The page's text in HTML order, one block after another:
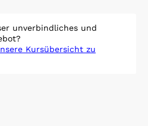
unverbindliches und
Kursübersicht zu